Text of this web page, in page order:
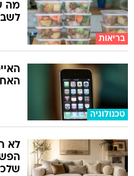
בריאות
מה
טכנולוגיה
לא